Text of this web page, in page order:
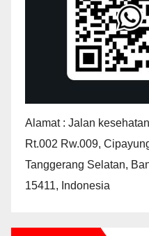
Alamat : Jalan
Rt.002 Rw.009,
Tanggerang Selatan,
15411, Indonesia